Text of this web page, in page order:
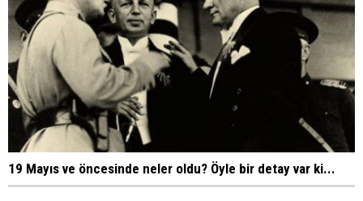
19 Mayıs ve öncesinde neler oldu? Öyle bir detay var ki...